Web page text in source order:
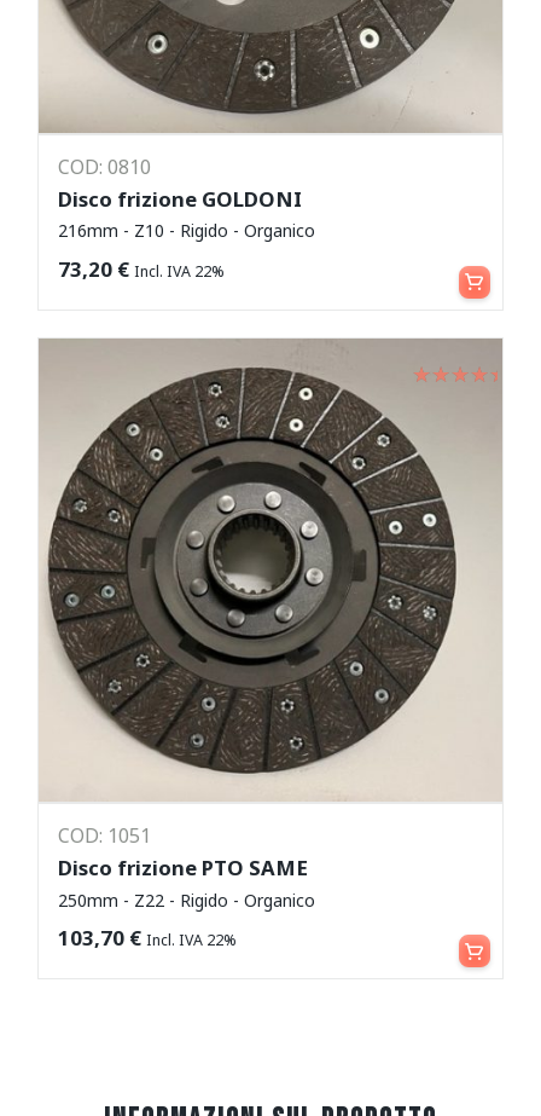
COD: 0810
Disco frizione GOLDONI
216mm - Z10 - Rigido - Organico
73,20 € Incl. IVA 22% Aggiungi al carrello
COD: 1051
Disco frizione PTO SAME
250mm - Z22 - Rigido - Organico
103,70 € Incl. IVA 22% Aggiungi al carrello